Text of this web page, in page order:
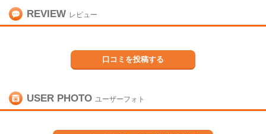
REVIEW レビュー
口コミを投稿する
USER PHOTO ユーザーフォト